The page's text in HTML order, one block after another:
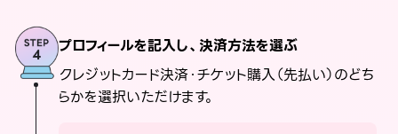
プロフィールを記入し、決済方法を選ぶ
クレジットカード決済・チケット購入（先払い）のどち
らかを選択いただけます。